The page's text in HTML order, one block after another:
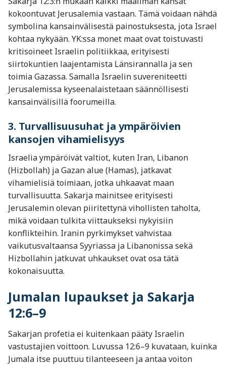
kokoontuvat Jerusalemia vastaan. Tämä voidaan nähdä
symbolina kansainvälisestä painostuksesta, jota Israel
kohtaa nykyään. YK:ssa monet maat ovat toistuvasti
kritisoineet Israelin politiikkaa, erityisesti
siirtokuntien laajentamista Länsirannalla ja sen
toimia Gazassa. Samalla Israelin suvereniteetti
Jerusalemissa kyseenalaistetaan säännöllisesti
kansainvälisillä foorumeilla.
3. Turvallisuusuhat ja ympäröivien
kansojen vihamielisyys
Israelia ympäröivät valtiot, kuten Iran, Libanon
(Hizbollah) ja Gazan alue (Hamas), jatkavat
vihamielisiä toimiaan, jotka uhkaavat maan
turvallisuutta. Sakarja mainitsee erityisesti
Jerusalemin olevan piiritettynä vihollisten taholta,
mikä voidaan tulkita viittaukseksi nykyisiin
konflikteihin. Iranin pyrkimykset vahvistaa
vaikutusvaltaansa Syyriassa ja Libanonissa sekä
Hizbollahin jatkuvat uhkaukset ovat osa tätä
kokonaisuutta.
Jumalan lupaukset ja Sakarja
12:6–9
Sakarjan profetia ei kuitenkaan pääty Israelin
vastustajien voittoon. Luvussa 12:6–9 kuvataan, kuinka
Jumala itse puuttuu tilanteeseen ja antaa voiton